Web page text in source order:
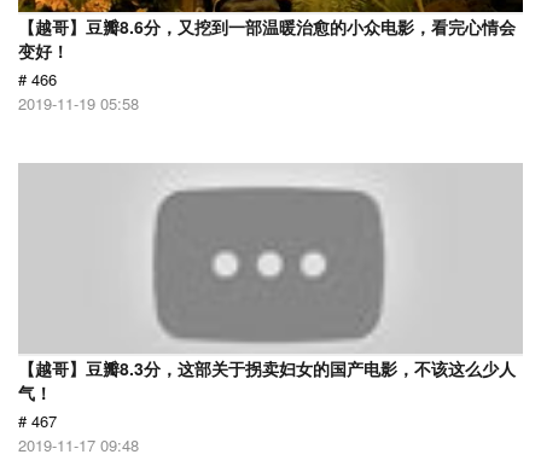
【越哥】豆瓣8.6分，又挖到一部温暖治愈的小众电影，看完心情会
变好！
# 466
2019-11-19 05:58
【越哥】豆瓣8.3分，这部关于拐卖妇女的国产电影，不该这么少人
气！
# 467
2019-11-17 09:48